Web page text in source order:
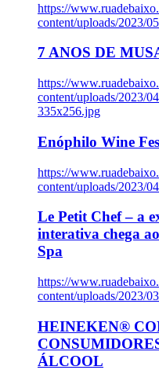
https://
content/uploads/2023/
7 ANOS DE
https://
content/uploads/2023/
335x256.jpg
Enóphilo Wine
https://
content/uploads/2023/
Le Petit Chef – a
interativa chega
Spa
https://
content/uploads/2023/
HEINEKEN®
ÁLCOOL